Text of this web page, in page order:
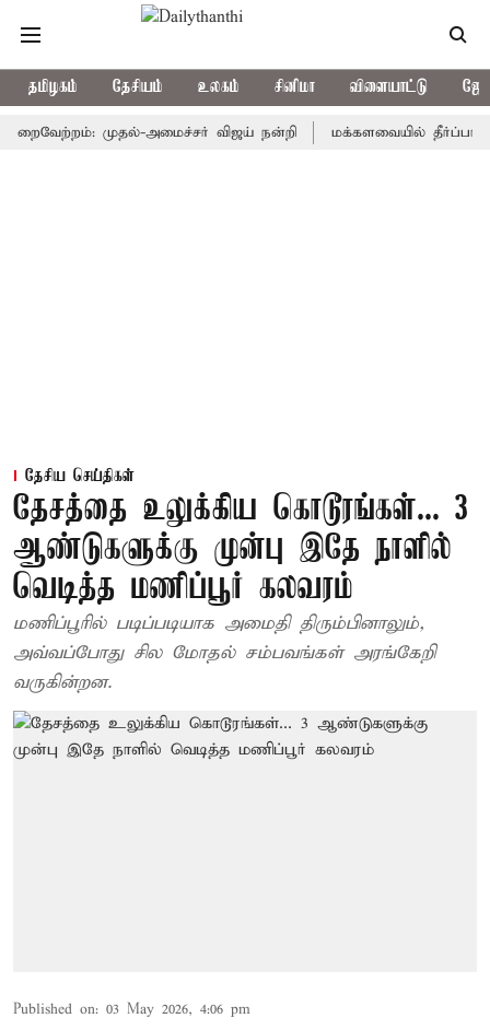
தமிழகம் தேசியம் உலகம் சினிமா விளையாட்டு
முதல்-அமைச்சர் விஜய் நன்றி மக்களவையில் தீர்ப்பாய
தேசிய செய்திகள்
தேசத்தை உலுக்கிய கொடூரங்கள்... 3
ஆண்டுகளுக்கு முன்பு இதே நாளில்
வெடித்த மணிப்பூர் கலவரம்
மணிப்பூரில் படிப்படியாக அமைதி திரும்பினாலும்,
அவ்வப்போது சில மோதல் சம்பவங்கள் அரங்கேறி
வருகின்றன.
Published on: 03 May 2026, 4:06 pm